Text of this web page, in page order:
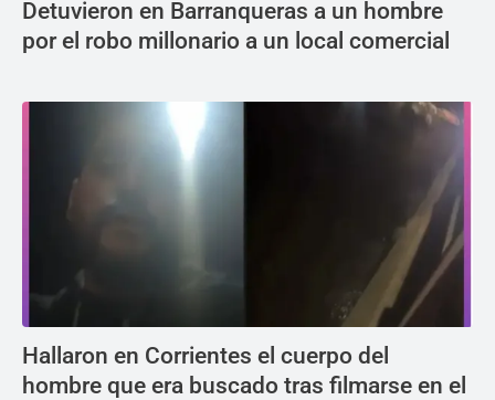
Detuvieron en Barranqueras a un hombre
por el robo millonario a un local comercial
Hallaron en Corrientes el cuerpo del
hombre que era buscado tras filmarse en el